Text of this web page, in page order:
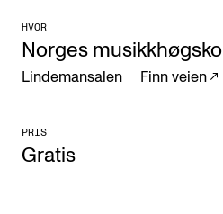
INFO
Om Norges musikkhøgskole
Finn ansatte
HVOR
Norges
Lindemansalen Finn veien
PRIS
Gratis